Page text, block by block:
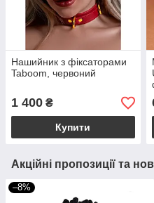
Нашийник з фіксаторами
Taboom, червоний
1 400 ₴
Купити
Акційні пропозиції та
–8%